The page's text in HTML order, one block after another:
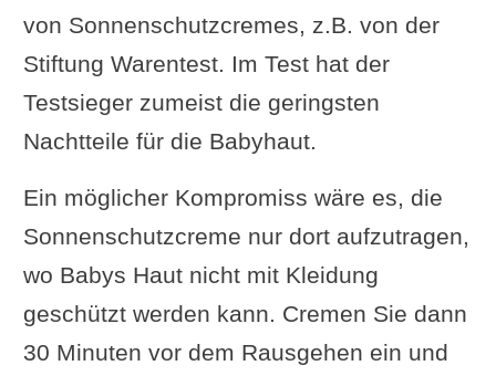
von Sonnenschutzcremes, z.B. von der
Stiftung Warentest. Im Test hat der
Testsieger zumeist die geringsten
Nachtteile für die Babyhaut.
Ein möglicher Kompromiss wäre es, die
Sonnenschutzcreme nur dort aufzutragen,
wo Babys Haut nicht mit Kleidung
geschützt werden kann. Cremen Sie dann
30 Minuten vor dem Rausgehen ein und